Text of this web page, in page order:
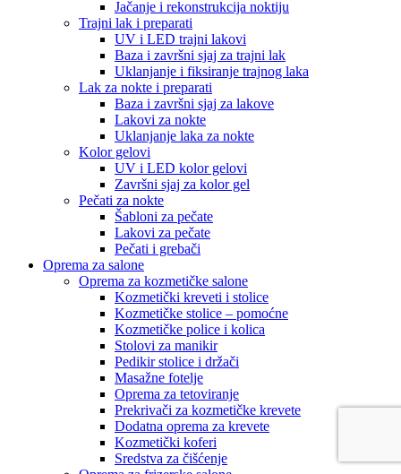
Jačanje i rekonstrukcija noktiju
Trajni lak i preparati
UV i LED trajni lakovi
Baza i završni sjaj za trajni lak
Uklanjanje i fiksiranje trajnog laka
Lak za nokte i preparati
Baza i završni sjaj za lakove
Lakovi za nokte
Uklanjanje laka za nokte
Kolor gelovi
UV i LED kolor gelovi
Završni sjaj za kolor gel
Pečati za nokte
Šabloni za pečate
Lakovi za pečate
Pečati i grebači
Oprema za salone
Oprema za kozmetičke salone
Kozmetički kreveti i stolice
Kozmetičke stolice – pomoćne
Kozmetičke police i kolica
Stolovi za manikir
Pedikir stolice i držači
Masažne fotelje
Oprema za tetoviranje
Prekrivači za kozmetičke krevete
Dodatna oprema za krevete
Kozmetički koferi
Sredstva za čišćenje